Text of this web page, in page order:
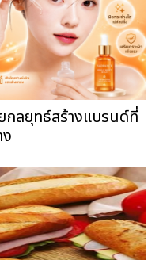
กลยุทธ์สร้างแบรนด์ที่